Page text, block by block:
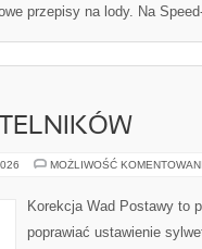
przepisy na lody. Na
MOŻLIWOŚĆ
Korekcja Wad Postawy to
poprawiać ustawienie